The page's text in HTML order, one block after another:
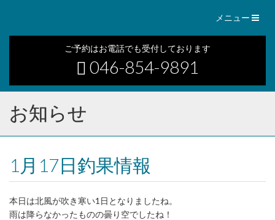
メニュー
ご予約はお電話でも受付しております
046-854-9891
お知らせ
1月17日釣果情報
本日は北風が吹き寒い1日となりましたね。
雨は降らなかったものの曇り空でしたね！